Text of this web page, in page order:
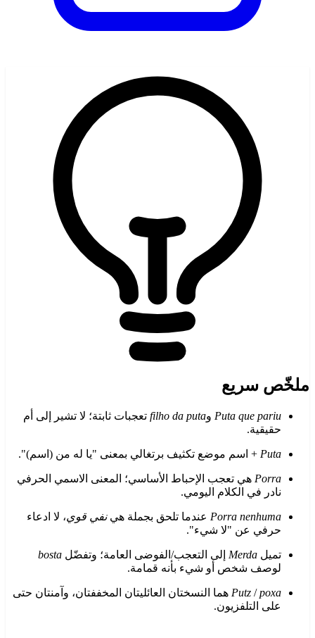
ملخّص سريع
Puta que pariu وfilho da puta تعجبات ثابتة؛ لا تشير إلى أم
حقيقية.
Puta + اسم موضع تكثيف برتغالي بمعنى "يا له من (اسم)".
Porra هي تعجب الإحباط الأساسي؛ المعنى الاسمي الحرفي
نادر في الكلام اليومي.
Porra nenhuma عندما تلحق بجملة هينفي قوي، لا ادعاء
حرفي عن "لا شيء".
تميل Merda إلى التعجب/الفوضى العامة؛ وتفضّل bosta
لوصف شخص أو شيء بأنه قمامة.
Putz /poxa
هما النسختان العائليتان المخففتان، وآمنتان حتى
على التلفزيون.